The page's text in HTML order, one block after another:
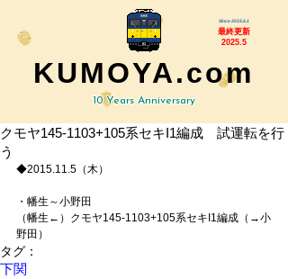
Since 2015.6.1
最終更新
2025.5
KUMOYA.com
10 Years Anniversary
クモヤ145-1103+105系セキI1編成 試運転を行
う
◆2015.11.5（木）
・幡生～小野田
（幡生←）クモヤ145-1103+105系セキI1編成（→小
野田）
タグ：
下関